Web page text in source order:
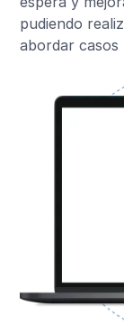
pudiendo
abordar